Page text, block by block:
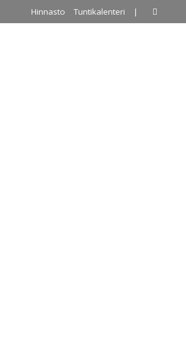
Hinnasto Tuntikalenteri |